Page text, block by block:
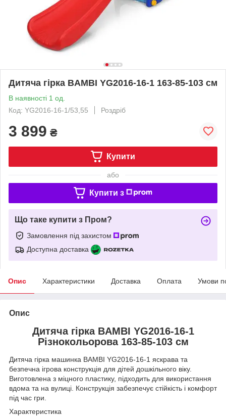
Дитяча гірка BAMBI YG2016-16-1 163-85-103 см
В наявності 1 од.
Код: YG2016-16-1/53,55
Роздріб
3 899 ₴
Купити
або
Купити з
Що таке купити з Пром?
Замовлення під захистом
Доступна доставка
Опис Характеристики Доставка Оплата Умови
Опис
Дитяча гірка BAMBI YG2016-16-1
Різнокольорова 163-85-103 см
Дитяча гірка машинка BAMBI YG2016-16-1 яскрава та
безпечна ігрова конструкція для дітей дошкільного віку.
Виготовлена з міцного пластику, підходить для використання
вдома та на вулиці. Конструкція забезпечує стійкість і комфорт
під час гри.
Характеристика